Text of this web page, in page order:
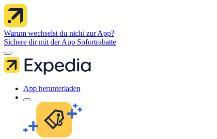
Warum wechselst du nicht zur App?
Sichere dir mit der App Sofortrabatte
App herunterladen